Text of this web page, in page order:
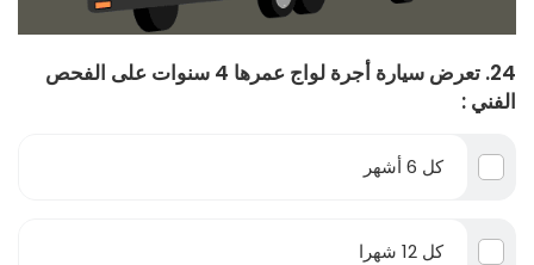
24. تعرض سيارة أجرة لواج عمرها 4 سنوات على الفحص
الفني :
كل 6 أشهر
كل 12 شهرا